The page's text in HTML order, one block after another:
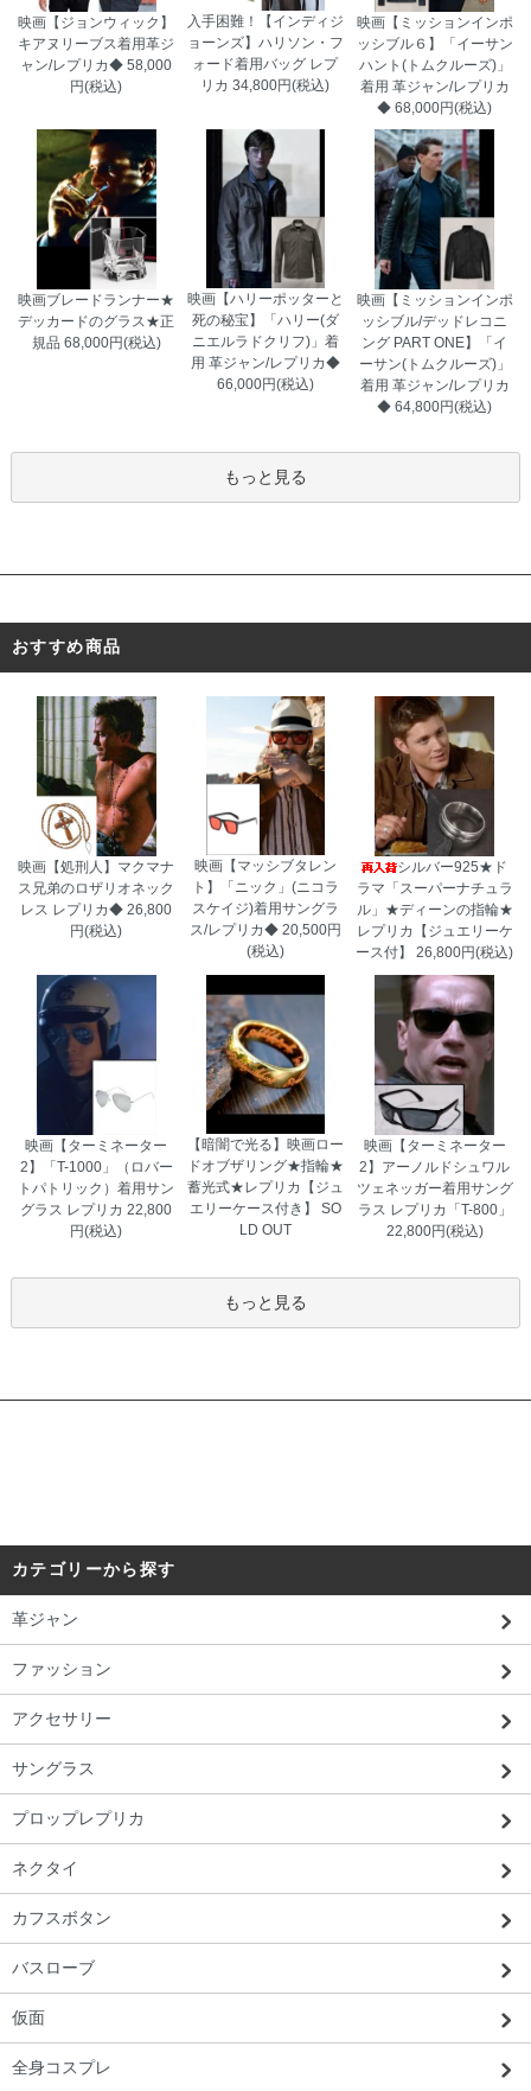
あったと思います。」
埼玉県 K・A様 「喜んでもらえてよかっ
た。『本物みたい』と言っていた。」
北海道 T・E様 「写真どおりのリアルな
映画【ジョンウィック】
キアヌリーブス着用革ジ
ャン/レプリカ◆ 58,000
円(税込)
入手困難！【インディジ
ョーンズ】ハリソン・フ
ォード着用バッグ レプ
リカ 34,800円(税込)
映画【ミッションインポ
ッシブル６】「イーサン
ハント(トムクルーズ)」
着用 革ジャン/レプリカ
◆ 68,000円(税込)
映画ブレードランナー★
デッカードのグラス★正
規品 68,000円(税込)
映画【ハリーポッターと
死の秘宝】「ハリー(ダ
ニエルラドクリフ)」着
用 革ジャン/レプリカ◆
66,000円(税込)
映画【ミッションインポ
ッシブル/デッドレコニ
ング PART ONE】「イ
ーサン(トムクルーズ)」
着用 革ジャン/レプリカ
◆ 64,800円(税込)
もっと見る
おすすめ商品
映画【処刑人】マクマナ
ス兄弟のロザリオネック
レス レプリカ◆ 26,800
円(税込)
映画【マッシブタレン
ト】「ニック」(ニコラ
スケイジ)着用サングラ
ス/レプリカ◆ 20,500円
(税込)
シルバー925★ド
ラマ「スーパーナチュラ
ル」★ディーンの指輪★
レプリカ【ジュエリーケ
ース付】
26,800円(税込)
映画【ターミネーター
2】「T-1000」（ロバー
トパトリック）着用サン
グラス レプリカ 22,800
円(税込)
【暗闇で光る】映画ロー
ドオブザリング★指輪★
蓄光式★レプリカ【ジュ
エリーケース付き】
SO
LD OUT
映画【ターミネーター
2】アーノルドシュワル
ツェネッガー着用サング
ラス レプリカ「T-800」
22,800円(税込)
もっと見る
カテゴリーから探す
革ジャン
ファッション
アクセサリー
サングラス
プロップレプリカ
ネクタイ
カフスボタン
バスローブ
仮面
全身コスプレ